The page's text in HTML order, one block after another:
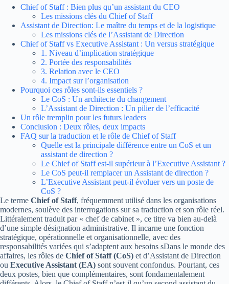
Chief of Staff : Bien plus qu’un assistant du CEO
Les missions clés du Chief of Staff
Assistant de Direction: Le maître du temps et de la logistique
Les missions clés de l’Assistant de Direction
Chief of Staff vs Executive Assistant : Un versus stratégique
1. Niveau d’implication stratégique
2. Portée des responsabilités
3. Relation avec le CEO
4. Impact sur l’organisation
Pourquoi ces rôles sont-ils essentiels ?
Le CoS : Un architecte du changement
L’Assistant de Direction : Un pilier de l’efficacité
Un rôle tremplin pour les futurs leaders
Conclusion : Deux rôles, deux impacts
FAQ sur la traduction et le rôle de Chief of Staff
Quelle est la principale différence entre un CoS et un
assistant de direction ?
Le Chief of Staff est-il supérieur à l’Executive Assistant ?
Le CoS peut-il remplacer un Assistant de direction ?
L’Executive Assistant peut-il évoluer vers un poste de
CoS ?
Le terme Chief of Staff, fréquemment utilisé dans les organisations
modernes, soulève des interrogations sur sa traduction et son rôle réel.
Littéralement traduit par « chef de cabinet », ce titre va bien au-delà
d’une simple désignation administrative. Il incarne une fonction
stratégique, opérationnelle et organisationnelle, avec des
responsabilités variées qui s’adaptent aux besoins sDans le monde des
affaires, les rôles de Chief of Staff (CoS) et d’Assistant de Direction
ou Executive Assistant (EA) sont souvent confondus. Pourtant, ces
deux postes, bien que complémentaires, sont fondamentalement